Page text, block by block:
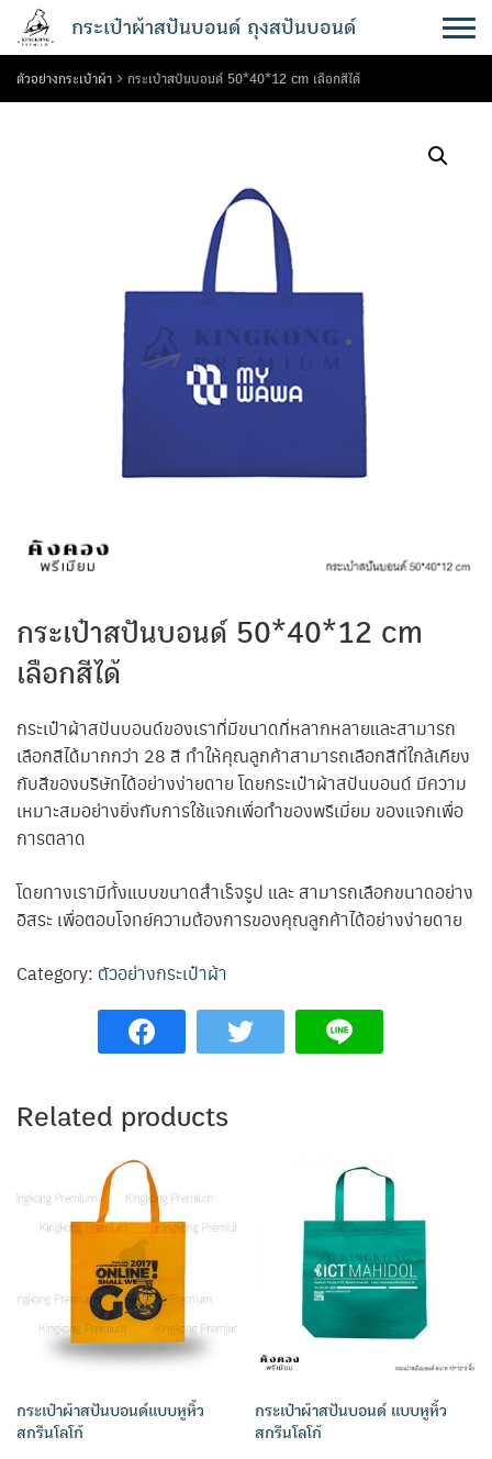
content
กระเป๋าผ้าสปันบอนด์ ถุงสปันบอนด์
ตัวอย่างกระเป๋าผ้า กระเป๋าสปันบอนด์ 50*40*12 cm เลือกสีได้
กระเป๋าสปันบอนด์ 50*40*12 cm
เลือกสีได้
กระเป๋าผ้าสปันบอนด์ของเราที่มีขนาดที่หลากหลายและสามารถ
เลือกสีได้มากกว่า 28 สี ทำให้คุณลูกค้าสามารถเลือกสีที่ใกล้เคียง
กับสีของบริษัทได้อย่างง่ายดาย โดยกระเป๋าผ้าสปันบอนด์ มีความ
เหมาะสมอย่างยิ่งกับการใช้แจกเพื่อทำของพรีเมี่ยม ของแจกเพื่อ
การตลาด
โดยทางเรามีทั้งแบบขนาดสำเร็จรูป และ สามารถเลือกขนาดอย่าง
อิสระ เพื่อตอบโจทย์ความต้องการของคุณลูกค้าได้อย่างง่ายดาย
Category: ตัวอย่างกระเป๋าผ้า
Related products
กระเป๋าผ้าสปันบอนด์แบบหูหิ้ว
สกรีนโลโก้
กระเป๋าผ้าสปันบอนด์ แบบหูหิ้ว
สกรีนโลโก้